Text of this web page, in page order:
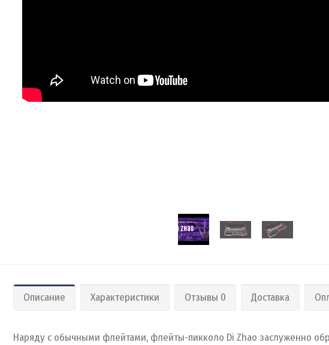
Описание Характеристики Отзывы 0 Доставка
Наряду с обычными флейтами, флейты-пикколо Di Zhao заслуженно